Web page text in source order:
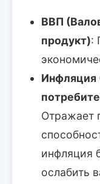
ВВП
продукт):
Инфляция
Отражает
инфляция
ослабить